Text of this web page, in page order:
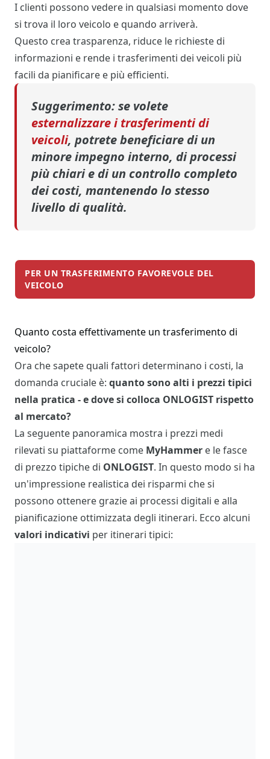
I clienti possono vedere in qualsiasi momento dove
si trova il loro veicolo e quando arriverà.
Questo crea trasparenza, riduce le richieste di
informazioni e rende i trasferimenti dei veicoli più
facili da pianificare e più efficienti.
Suggerimento:se volete
esternalizzare i trasferimenti di
veicoli, potrete beneficiare di un
minore impegno interno, di processi
più chiari e di un controllo completo
dei costi, mantenendo lo stesso
livello di qualità.
PER UN TRASFERIMENTO FAVOREVOLE DEL
VEICOLO
Quanto costa effettivamente un trasferimento di
veicolo?
Ora che sapete quali fattori determinano i costi, la
domanda cruciale è: quanto sono alti i prezzi tipici
nella pratica - e dove si colloca ONLOGIST rispetto
al mercato?
La seguente panoramica mostra i prezzi medi
rilevati su piattaforme come MyHammer e le fasce
di prezzo tipiche di ONLOGIST. In questo modo si ha
un'impressione realistica dei risparmi che si
possono ottenere grazie ai processi digitali e alla
pianificazione ottimizzata degli itinerari. Ecco alcuni
valori indicativi per itinerari tipici: